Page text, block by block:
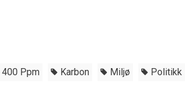
400 Ppm Karbon Miljø Politikk